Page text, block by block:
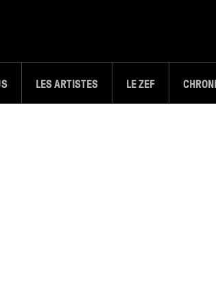
LES ARTISTES LE ZEF